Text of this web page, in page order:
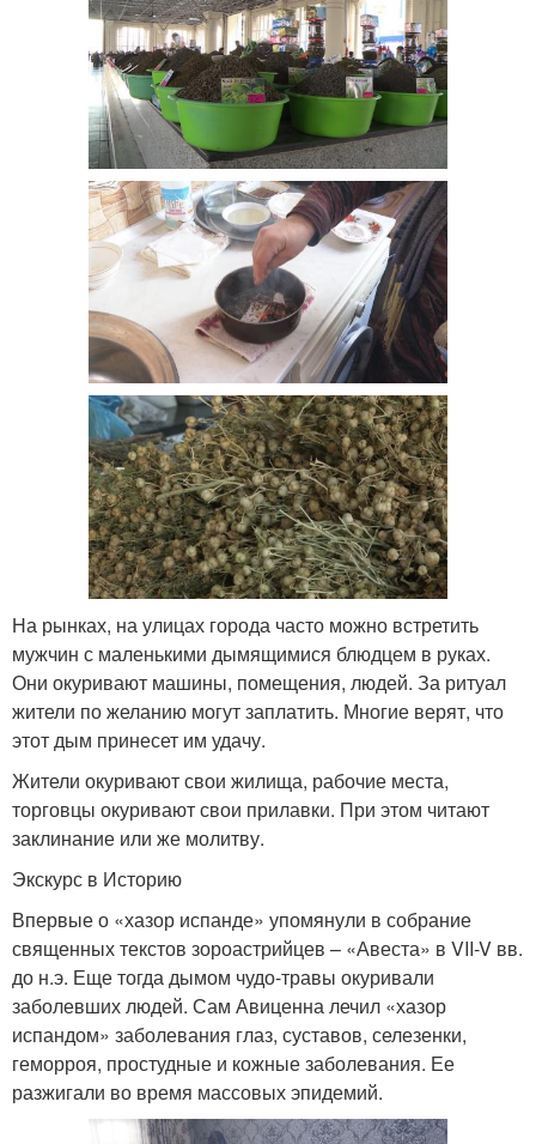
На рынках, на улицах города часто можно встретить
мужчин с маленькими дымящимися блюдцем в руках.
Они окуривают машины, помещения, людей. За ритуал
жители по желанию могут заплатить. Многие верят, что
этот дым принесет им удачу.
Жители окуривают свои жилища, рабочие места,
торговцы окуривают свои прилавки. При этом читают
заклинание или же молитву.
Экскурс в Историю
Впервые о «хазор испанде» упомянули в собрание
священных текстов зороастрийцев – «Авеста» в VII-V вв.
до н.э. Еще тогда дымом чудо-травы окуривали
заболевших людей. Сам Авиценна лечил «хазор
испандом» заболевания глаз, суставов, селезенки,
геморроя, простудные и кожные заболевания. Ее
разжигали во время массовых эпидемий.